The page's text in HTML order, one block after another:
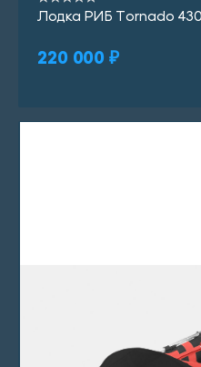
Лодка РИБ Tornado
220 000 ₽